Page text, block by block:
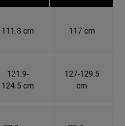
111.8 cm 117 cm
121.9-
124.5 cm
127-129.5
cm